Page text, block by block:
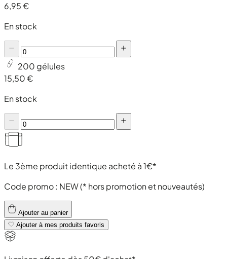
6,95 €
En stock
200 gélules
15,50 €
En stock
Le 3ème produit identique acheté à 1€*
Code promo : NEW(* hors promotion et nouveautés)
Ajouter au panier
Ajouter à mes produits favoris